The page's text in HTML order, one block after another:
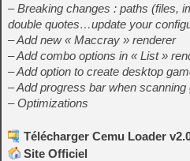
– Breaking changes : paths (files,
double quotes…update your
– Add new « Maccray » renderer
– Add combo options in « List »
– Add option to create desktop
– Add progress bar when scanning
– Optimizations
Télécharger Cemu Loader
Site Officiel